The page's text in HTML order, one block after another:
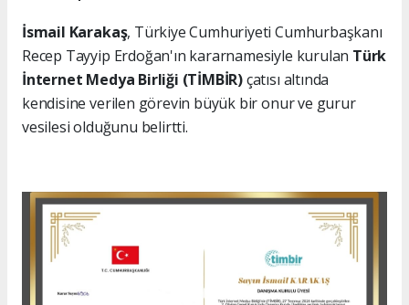
İsmail Karakaş, Türkiye Cumhuriyeti Cumhurbaşkanı
Recep Tayyip Erdoğan'ın kararnamesiyle kurulan Türk
İnternet Medya Birliği (TİMBİR)çatısı altında
kendisine verilen görevin büyük bir onur ve gurur
vesilesi olduğunu belirtti.